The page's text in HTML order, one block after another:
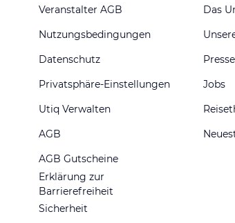
Veranstalter AGB
Nutzungsbedingungen
Datenschutz
Privatsphäre-Einstellungen
Utiq Verwalten
AGB
AGB Gutscheine
Erklärung zur
Barrierefreiheit
Sicherheit
Das
Presse
Jobs